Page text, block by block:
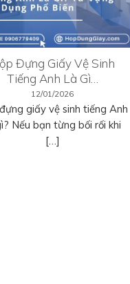
Đựng Giấy Vệ Sinh
Tiếng Anh Là Gì…
12/01/2026
giấy vệ sinh tiếng Anh
Nếu bạn từng bối rối khi
[…]